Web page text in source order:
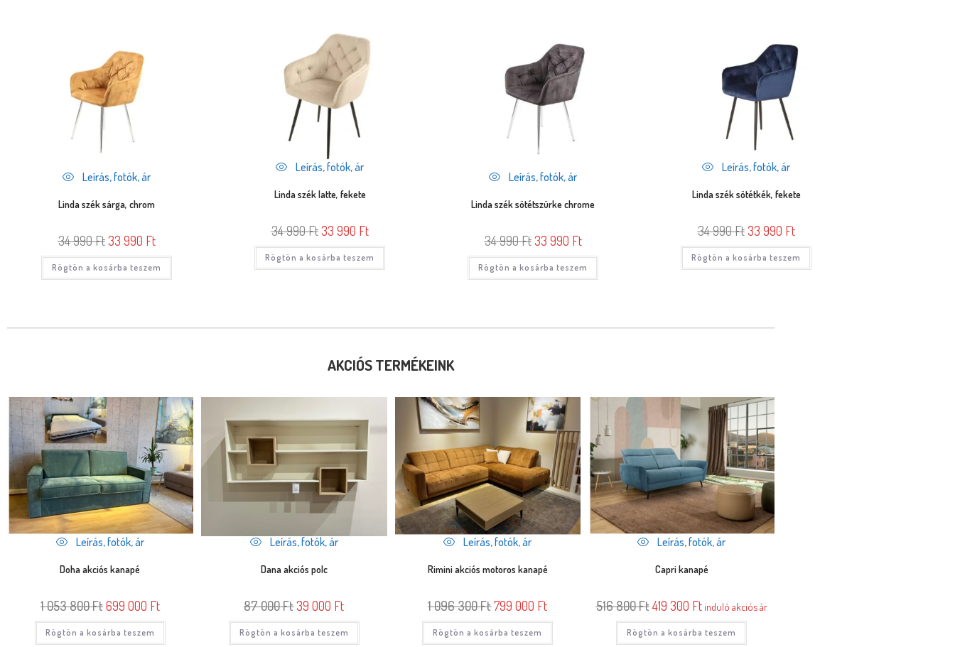
Leírás, fotók, ár
Linda szék sárga, chrom
34 990Ft 33 990 Ft
Rögtön a kosárba teszem
Leírás, fotók, ár
Linda szék latte, fekete
34 990Ft 33 990 Ft
Rögtön a kosárba teszem
Leírás, fotók, ár
Linda szék sötétszürke chrome
34 990Ft 33 990 Ft
Rögtön a kosárba teszem
Leírás, fotók, ár
Linda szék sötétkék, fekete
34 990Ft 33 990 Ft
Rögtön a kosárba teszem
AKCIÓS TERMÉKEINK
Leírás, fotók, ár
Doha akciós kanapé
1 053 800Ft699 000 Ft
Rögtön a kosárba teszem
Leírás, fotók, ár
Dana akciós polc
87 000Ft 39 000 Ft
Rögtön a kosárba teszem
Leírás, fotók, ár
Rimini akciós motoros kanapé
1 096 300Ft799 000 Ft
Rögtön a kosárba teszem
Leírás, fotók, ár
Capri kanapé
516 800Ft419 300 Ftinduló akciós ár
Rögtön a kosárba teszem